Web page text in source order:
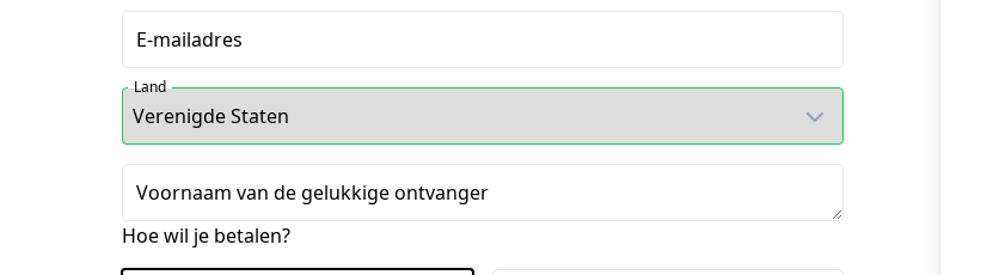
E-mailadres
Land
Voornaam van de gelukkige ontvanger
Hoe wil je betalen?